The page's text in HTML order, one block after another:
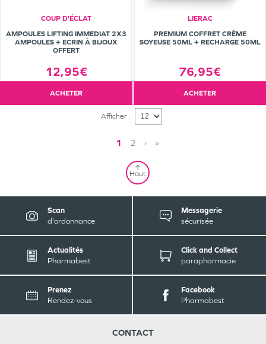
COUP D'ÉCLAT
AMPOULES LIFTING IMMEDIAT 2X3
AMPOULES + ECRIN À BIJOUX
OFFERT
12,95€
ACHETER
LIERAC
PREMIUM COFFRET CRÈME
SOYEUSE 50ML + RECHARGE 50ML
76,95€
ACHETER
Afficher :
1 2 › »
Haut
Scan
d'ordonnance
Messagerie
sécurisée
Actualités
Pharmabest
Click and Collect
parapharmacie
Prenez
Rendez-vous
Facebook
Pharmabest
CONTACT